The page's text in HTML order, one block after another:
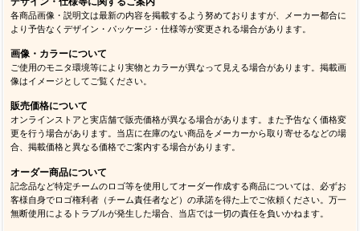
各商品画像・説明文は最新の内容を掲載するよう努めておりますが、メーカー都合に
より予告なくデザイン・パッケージ・仕様等が変更される場合があります。
画像・カラーについて
ご使用のモニタ環境等により実物とカラーが異なって見える場合があります。掲載画
像はイメージとしてご覧ください。
販売価格について
オンラインストアと実店舗で販売価格が異なる場合があります。また予告なく価格変
更を行う場合があります。当店に在庫のない商品をメーカーから取り寄せるなどの場
合、掲載価格と異なる価格でご案内する場合があります。
オーダー商品について
記念品など特定チームのロゴ等を使用してオーダー作成する商品については、必ずお
客様自身でロゴ権利者（チーム責任者など）の承諾を得た上でご依頼ください。万一
無断使用によるトラブルが発生した場合、当店では一切の責任を負いかねます。